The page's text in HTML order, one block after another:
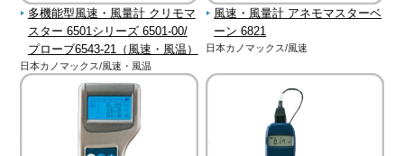
多機能型風速・風量計 クリモマ
スター 6501シリーズ 6501-00/
プローブ6543-21（風速・風温）
日本カノマックス/風速・風温
風速・風量計 アネモマスターベ
ーン 6821
日本カノマックス/風速